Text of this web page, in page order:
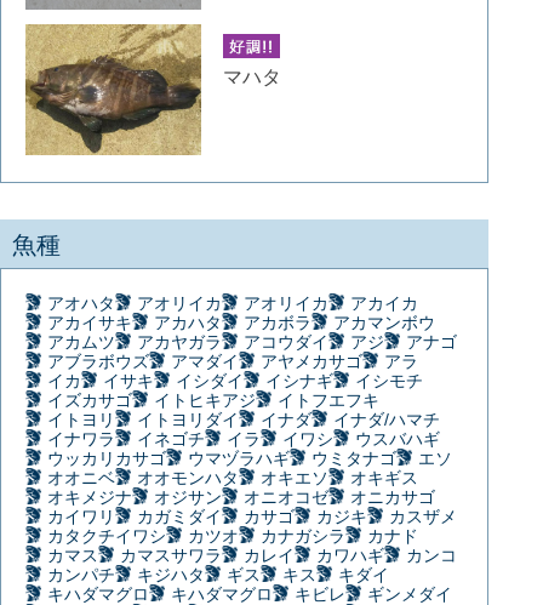
マハタ
魚種
アオハタ アオリイカ アオリイカ
アカイカ
アカイサキ
アカハタ アカボラ
アカマンボウ
アカムツ
アカヤガラ アコウダイ アジ
アナゴ
アブラボウズ
アマダイ アヤメカサゴ
アラ
イカ
イサキ イシダイ イシナギ
イシモチ
イズカサゴ
イトヒキアジ
イトフエフキ
イトヨリ
イトヨリダイ イナダ
イナダ/ハマチ
イナワラ
イネゴチ イラ イワシ
ウスバハギ
ウッカリカサゴ
ウマヅラハギ ウミタナゴ
エソ
オオニベ
オオモンハタ オキエソ
オキギス
オキメジナ
オジサン オニオコゼ
オニカサゴ
カイワリ
カガミダイ カサゴ カジキ
カスザメ
カタクチイワシ
カツオ カナガシラ
カナド
カマス
カマスサワラ カレイ カワハギ
カンコ
カンパチ
キジハタ ギス キス
キダイ
キハダマグロ
キハダマグロ キビレ
ギンメダイ